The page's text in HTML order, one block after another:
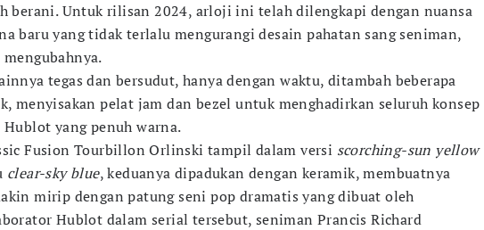
berani. Untuk rilisan 2024, arloji ini telah dilengkapi dengan nuansa
baru yang tidak terlalu mengurangi desain pahatan sang seniman,
tegas dan bersudut, hanya dengan waktu, ditambah beberapa
menyisakan pelat jam dan bezel untuk menghadirkan seluruh konsep
yang penuh warna.
Fusion Tourbillon Orlinski tampil dalam versi scorching-sun yellow
clear-sky blue, keduanya dipadukan dengan keramik, membuatnya
mirip dengan patung seni pop dramatis yang dibuat oleh
Hublot dalam serial tersebut, seniman Prancis Richard